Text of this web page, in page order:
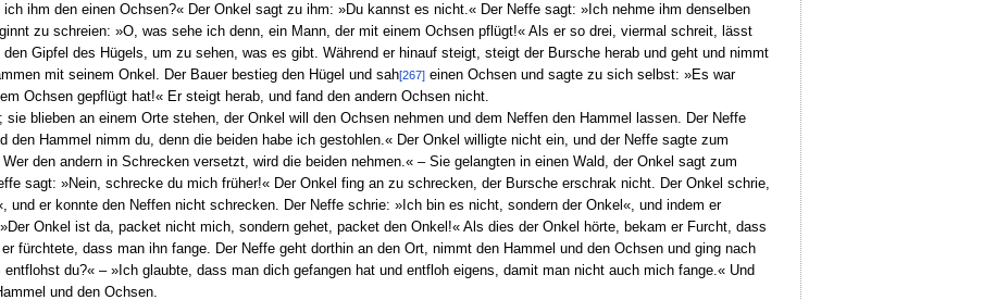
ihm den einen Ochsen?« Der Onkel sagt zu ihm: »Du kannst es nicht.« Der Neffe sagt: »Ich nehme ihm denselben
zu schreien: »O, was sehe ich denn, ein Mann, der mit einem Ochsen pflügt!« Als er so drei, viermal schreit, lässt
Gipfel des Hügels, um zu sehen, was es gibt. Während er hinauf steigt, steigt der Bursche herab und geht und nimmt
mit seinem Onkel. Der Bauer bestieg den Hügel und sah[267]einen Ochsen und sagte zu sich selbst: »Es war
Ochsen gepflügt hat!« Er steigt herab, und fand den andern Ochsen nicht.
sie blieben an einem Orte stehen, der Onkel will den Ochsen nehmen und dem Neffen den Hammel lassen. Der Neffe
den Hammel nimm du, denn die beiden habe ich gestohlen.« Der Onkel willigte nicht ein, und der Neffe sagte zum
den andern in Schrecken versetzt, wird die beiden nehmen.« – Sie gelangten in einen Wald, der Onkel sagt zum
sagt: »Nein, schrecke du mich früher!« Der Onkel fing an zu schrecken, der Bursche erschrak nicht. Der Onkel schrie,
und er konnte den Neffen nicht schrecken. Der Neffe schrie: »Ich bin es nicht, sondern der Onkel«, und indem er
Onkel ist da, packet nicht mich, sondern gehet, packet den Onkel!« Als dies der Onkel hörte, bekam er Furcht, dass
fürchtete, dass man ihn fange. Der Neffe geht dorthin an den Ort, nimmt den Hammel und den Ochsen und ging nach
du?« – »Ich glaubte, dass man dich gefangen hat und entfloh eigens, damit man nicht auch mich fange.« Und
und den Ochsen.